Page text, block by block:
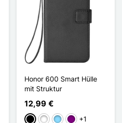
Honor 600 Smart Hülle
mit Struktur
12,99 €
Schwarz
WeißHellblauViolett
+1